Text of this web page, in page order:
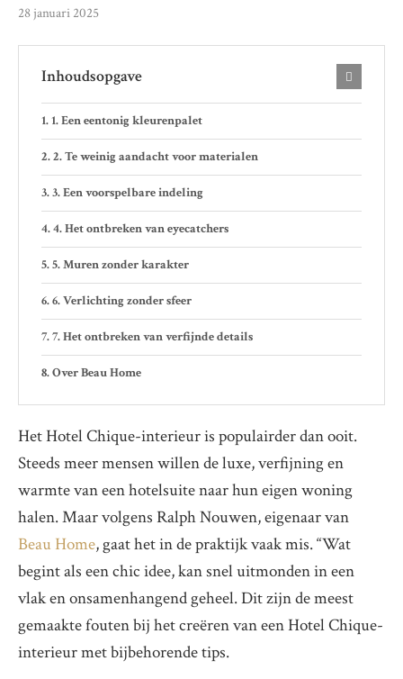
28 januari 2025
Inhoudsopgave
1. Een eentonig kleurenpalet
2. Te weinig aandacht voor materialen
3. Een voorspelbare indeling
4. Het ontbreken van eyecatchers
5. Muren zonder karakter
6. Verlichting zonder sfeer
7. Het ontbreken van verfijnde details
Over Beau Home
Het Hotel Chique-interieur is populairder dan ooit.
Steeds meer mensen willen de luxe, verfijning en
warmte van een hotelsuite naar hun eigen woning
halen. Maar volgens Ralph Nouwen, eigenaar van
Beau Home, gaat het in de praktijk vaak mis. “Wat
begint als een chic idee, kan snel uitmonden in een
vlak en onsamenhangend geheel. Dit zijn de meest
gemaakte fouten bij het creëren van een Hotel Chique-
interieur met bijbehorende tips.